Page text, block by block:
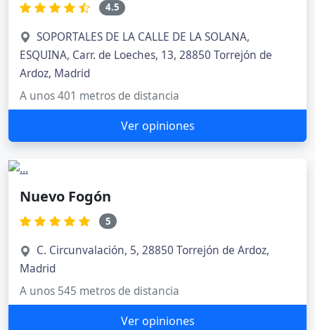
4.5
SOPORTALES DE LA CALLE DE LA SOLANA,
ESQUINA, Carr. de Loeches, 13, 28850 Torrejón de
Ardoz, Madrid
A unos 401 metros de distancia
Ver opiniones
Nuevo Fogón
5
C. Circunvalación, 5, 28850 Torrejón de Ardoz,
Madrid
A unos 545 metros de distancia
Ver opiniones